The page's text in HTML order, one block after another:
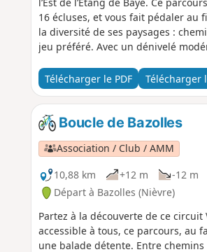
16 écluses, et vous fait pédaler au
la diversité de ses paysages :
jeu préféré. Avec un dénivelé
bol d’air en pleine nature !
Télécharger le PDF Télécharger
Boucle de Bazolles
Association / Club / AMM
10,88 km
+12 m -12 m
Départ à Bazolles (Nièvre)
Partez à la découverte de ce
accessible à tous, ce parcours, au
une balade détente. Entre